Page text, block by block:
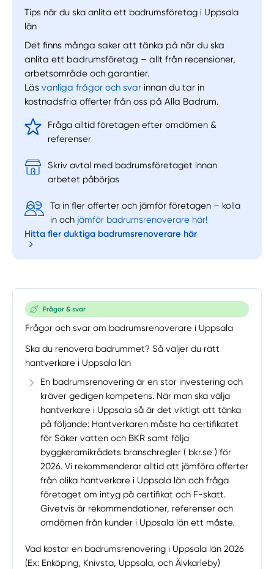
Tips när du ska anlita ett badrumsföretag i Uppsala
län
Det finns många saker att tänka på när du ska
anlita ett badrumsföretag – allt från recensioner,
arbetsområde och garantier.
Läsvanliga frågor och svar innan du tar in
kostnadsfria offerter från oss på Alla Badrum.
Fråga alltid företagen efter omdömen &
referenser
Skriv avtal med badrumsföretaget innan
arbetet påbörjas
Ta in fler offerter och jämför företagen – kolla
in och jämför badrumsrenoverare här!
Hitta fler duktiga badrumsrenoverare här
Frågor & svar
Frågor och svar om badrumsrenoverare i Uppsala
Ska du renovera badrummet? Så väljer du rätt
hantverkare i Uppsala län
En badrumsrenovering är en stor investering och
kräver gedigen kompetens. När man ska välja
hantverkare i Uppsala så är det viktigt att tänka
på följande: Hantverkaren måste ha certifikatet
för Säker vatten och BKR samt följa
byggkeramikrådets branschregler ( bkr.se ) för
2026. Vi rekommenderar alltid att jämföra offerter
från olika hantverkare i Uppsala län och fråga
företaget om intyg på certifikat och F-skatt.
Givetvis är rekommendationer, referenser och
omdömen från kunder i Uppsala län ett måste.
Vad kostar en badrumsrenovering i Uppsala län 2026
(Ex: Enköping, Knivsta, Uppsala, och Älvkarleby)